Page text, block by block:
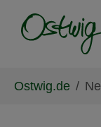
Ostwig.de